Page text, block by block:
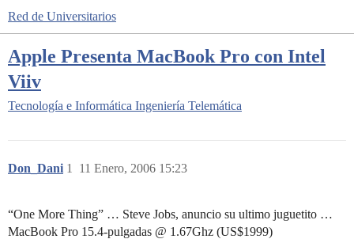
Red de Universitarios
Apple Presenta MacBook Pro con Intel
Viiv
Tecnología e Informática Ingeniería Telemática
Don_Dani 11 Enero, 2006 15:23
1
“One More Thing” … Steve Jobs, anuncio su ultimo juguetito …
MacBook Pro 15.4-pulgadas @ 1.67Ghz (US$1999)